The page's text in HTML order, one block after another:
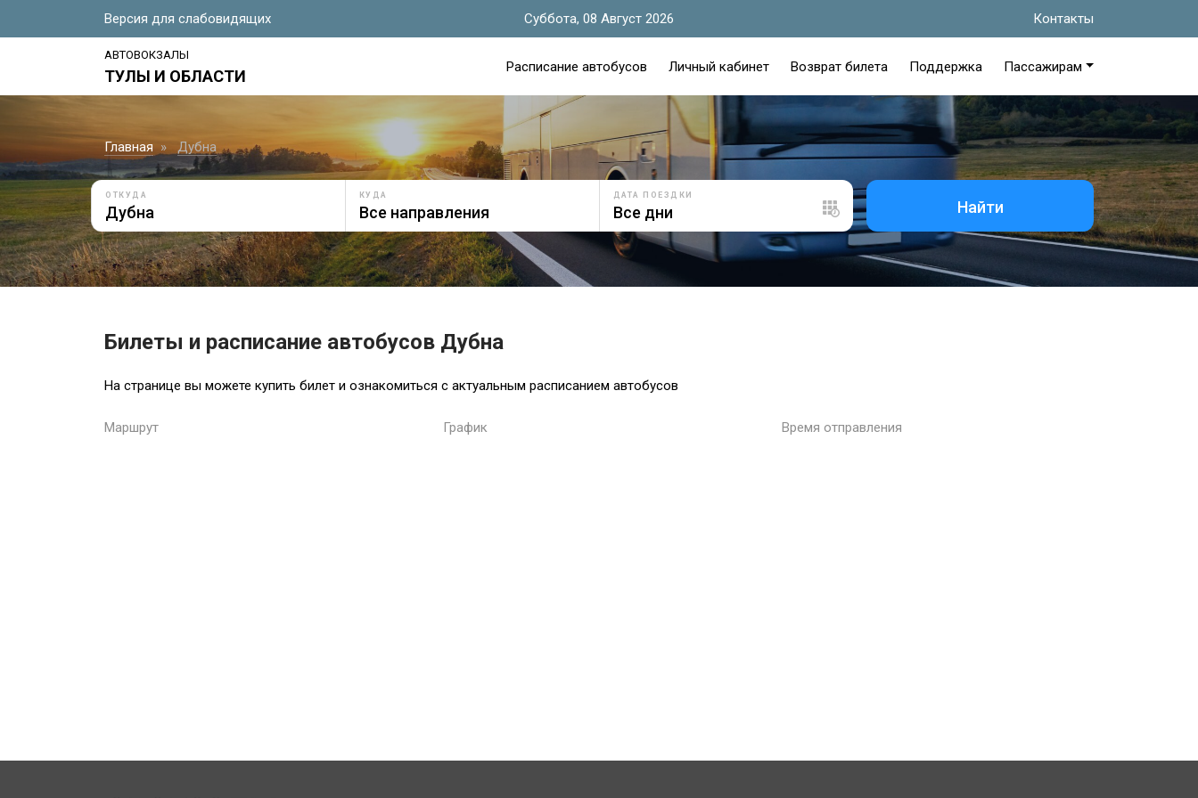
Версия для слабовидящих Суббота, 08 Август 2026 Контакты
АВТОВОКЗАЛЫ
ТУЛЫ И ОБЛАСТИ
Расписание автобусов Личный кабинет Возврат билета Поддержка Пассажирам
Главная Дубна
ОТКУДА КУДА ДАТА ПОЕЗДКИ
Найти
Билеты и расписание автобусов Дубна
На странице вы можете купить билет и ознакомиться с актуальным расписанием автобусов
Маршрут График Время отправления